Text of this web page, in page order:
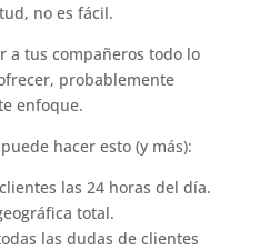
no es fácil.
a tus compañeros todo lo
probablemente
enfoque.
hacer esto (y más):
las 24 horas del día.
total.
las dudas de clientes